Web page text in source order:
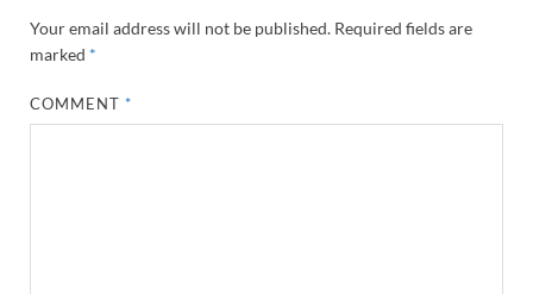
Your email address will not be published. Required fields are
marked *
COMMENT*